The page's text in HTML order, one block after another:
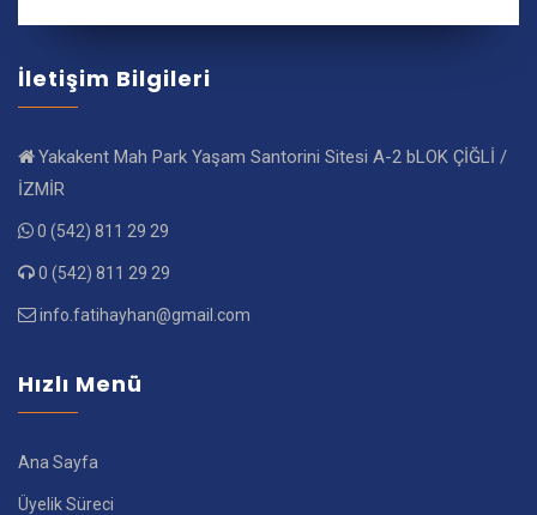
İletişim Bilgileri
Yakakent Mah Park Yaşam Santorini Sitesi A-2 bLOK ÇİĞLİ /
İZMİR
0 (542) 811 29 29
0 (542) 811 29 29
info.fatihayhan@gmail.com
Hızlı Menü
Ana Sayfa
Üyelik Süreci